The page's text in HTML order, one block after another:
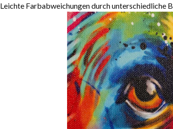
Leichte Farbabweichungen durch unterschiedliche